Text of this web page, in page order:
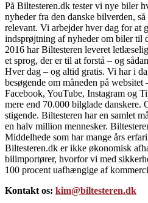
På Biltesteren.dk tester vi nye biler
nyheder fra den danske bilverden,
relevant. Vi arbejder hver dag for at
indsprøjtning af nyheder om biler til
2016 har Biltesteren leveret
et sprog, der er til at forstå – og
Hver dag – og altid gratis. Vi har i
besøgende om måneden på websitet
Facebook, YouTube, Instagram og
mere end 70.000 bilglade danskere.
stigende. Biltesteren har en samlet
en halv million mennesker.
Middelhede som har mange års
Biltesteren.dk er ikke økonomisk
bilimportører, hvorfor vi med
100 procent uafhængige af
Kontakt os: kim@biltesteren.dk